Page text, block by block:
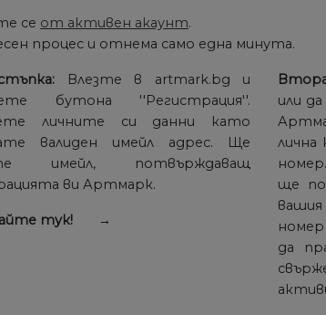
се от активен акаунт.
процес и отнема само една минута.
Влезте в artmark.bg и
бутона ''Регистрация''.
личните си данни като
валиден имейл адрес. Ще
имейл, потвърждаващ
ви Артмарк.
тук! →
или
лична
ще
номер
да